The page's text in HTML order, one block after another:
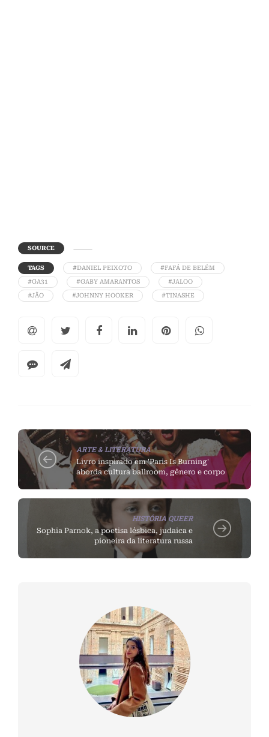
SOURCE
TAGS #DANIEL PEIXOTO #FAFÁ DE BELÉM
#GA31 #GABY AMARANTOS #JALOO
#JÃO #JOHNNY HOOKER #TINASHE
ARTE & LITERATURA
Livro inspirado em 'Paris Is Burning'
aborda cultura ballroom, gênero e corpo
HISTÓRIA QUEER
Sophia Parnok, a poetisa lésbica, judaica e
pioneira da literatura russa